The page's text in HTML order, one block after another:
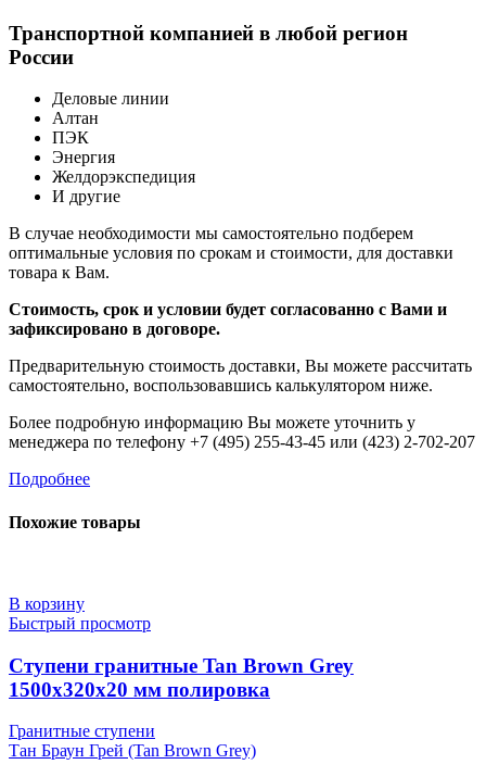
Транспортной компанией в любой регион
России
Деловые линии
Алтан
ПЭК
Энергия
Желдорэкспедиция
И другие
В случае необходимости мы самостоятельно подберем
оптимальные условия по срокам и стоимости, для доставки
товара к Вам.
Стоимость, срок и условии будет согласованно с Вами и
зафиксировано в договоре.
Предварительную стоимость доставки, Вы можете рассчитать
самостоятельно, воспользовавшись калькулятором ниже.
Более подробную информацию Вы можете уточнить у
менеджера по телефону +7 (495) 255-43-45 или (423) 2-702-207
Подробнее
Похожие товары
В корзину
Быстрый просмотр
Ступени гранитные Tan Brown Grey
1500x320x20 мм полировка
Гранитные ступени
Тан Браун Грей (Tan Brown Grey)